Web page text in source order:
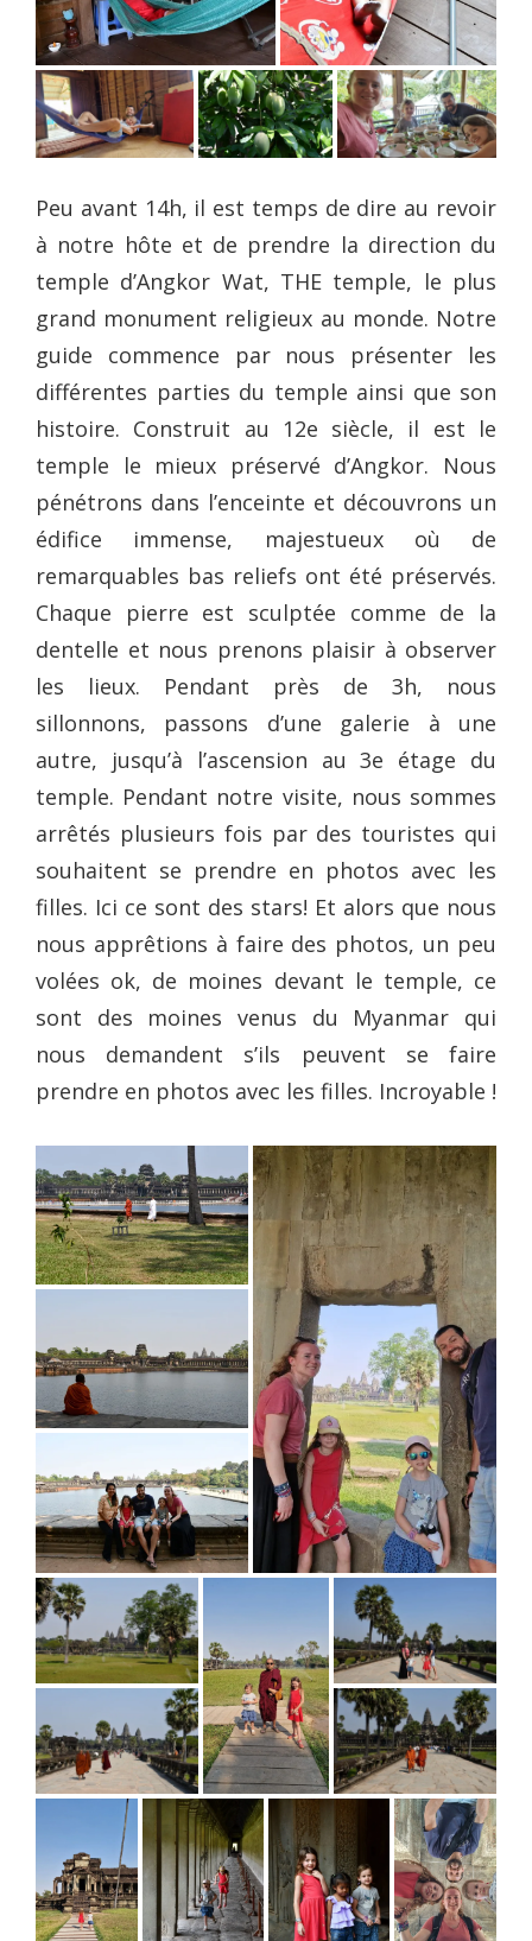
Peu avant 14h, il est temps de dire au revoir
à notre hôte et de prendre la direction du
temple d’Angkor Wat, THE temple, le plus
grand monument religieux au monde. Notre
guide commence par nous présenter les
différentes parties du temple ainsi que son
histoire. Construit au 12e siècle, il est le
temple le mieux préservé d’Angkor. Nous
pénétrons dans l’enceinte et découvrons un
édifice immense, majestueux où de
remarquables bas reliefs ont été préservés.
Chaque pierre est sculptée comme de la
dentelle et nous prenons plaisir à observer
les lieux. Pendant près de 3h, nous
sillonnons, passons d’une galerie à une
autre, jusqu’à l’ascension au 3e étage du
temple. Pendant notre visite, nous sommes
arrêtés plusieurs fois par des touristes qui
souhaitent se prendre en photos avec les
filles. Ici ce sont des stars! Et alors que nous
nous apprêtions à faire des photos, un peu
volées ok, de moines devant le temple, ce
sont des moines venus du Myanmar qui
nous demandent s’ils peuvent se faire
prendre en photos avec les filles. Incroyable !